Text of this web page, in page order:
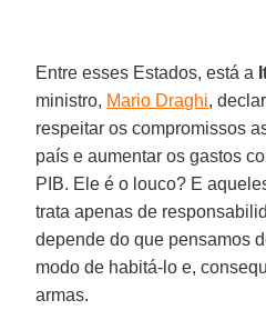
Entre esses Estados, está a
ministro, Mario Draghi,
respeitar os compromissos
país e aumentar os gastos
PIB. Ele é o louco? E
trata apenas de
depende do que pensamos
modo de habitá-lo e,
armas.